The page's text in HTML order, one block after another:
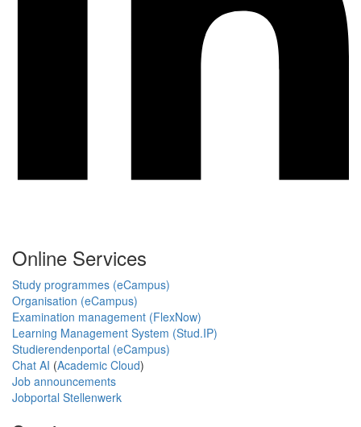
Online Services
Study programmes (eCampus)
Organisation (eCampus)
Examination management (FlexNow)
Learning Management System (Stud.IP)
Studierendenportal (eCampus)
Chat AI (Academic Cloud)
Job announcements
Jobportal Stellenwerk